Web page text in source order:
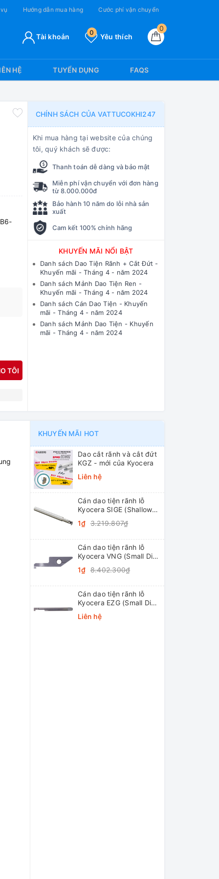
Hướng dẫn mua hàng Cước phí vận chuyển
0
Yêu thích
0
Tài khoản
HỆ TUYỂN DỤNG FAQS
TÔI
CHÍNH SÁCH CỦA VATTUCOKHI247
Khi mua hàng tại website của chúng
tôi, quý khách sẽ được:
Thanh toán dễ dàng và bảo mật
Miễn phí vận chuyển với đơn hàng
từ 8.000.000đ
Bảo hành 10 năm do lỗi nhà sản
xuất
Cam kết 100% chính hãng
KHUYẾN MÃI NỔI BẬT
Danh sách Dao Tiện Rãnh + Cắt Đứt -
Khuyến mãi - Tháng 4 - năm 2024
Danh sách Mảnh Dao Tiện Ren -
Khuyến mãi - Tháng 4 - năm 2024
Danh sách Cán Dao Tiện - Khuyến
mãi - Tháng 4 - năm 2024
Danh sách Mảnh Dao Tiện - Khuyến
mãi - Tháng 4 - năm 2024
KHUYẾN MÃI HOT
Dao cắt rãnh và cắt đứt
KGZ - mới của Kyocera
Liên hệ
Cán dao tiện rãnh lỗ
Kyocera SIGE (Shallow
1₫ 3.219.807₫
Cán dao tiện rãnh lỗ
Kyocera VNG (Small Dia.
System Tip-Bars)
1₫ 8.402.300₫
Cán dao tiện rãnh lỗ
Kyocera EZG (Small Dia.
Bars)
Liên hệ